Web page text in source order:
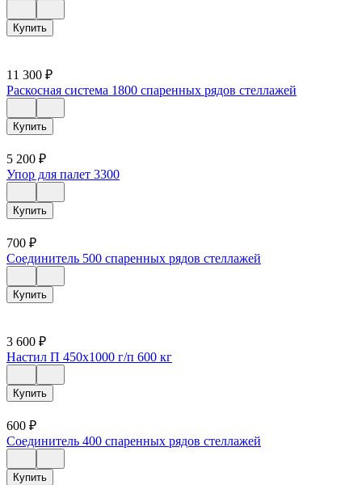
Купить
11 300 ₽
Раскосная система 1800 спаренных рядов стеллажей
Купить
5 200 ₽
Упор для палет 3300
Купить
700 ₽
Соединитель 500 спаренных рядов стеллажей
Купить
3 600 ₽
Настил П 450х1000 г/п 600 кг
Купить
600 ₽
Соединитель 400 спаренных рядов стеллажей
Купить